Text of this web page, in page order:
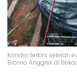
Kondisi terkini setelah
Bromo Anggrek di